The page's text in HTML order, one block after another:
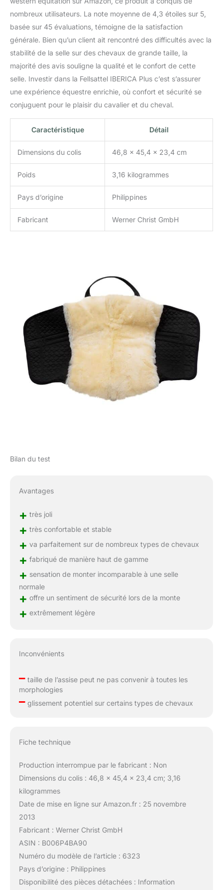
marron et beige pour les
chevaux pur-sang,
poneys et shetlands.
L’Édition spéciale est
disponible, seulement
pour une courte période,
en noir. Mensurations PS
dos : 60 cm, largeur: 50
cm, PO (poney) –
longueur dos : 55 cm,
largueur: 44 cm, SH
dos: 50 cm, largeur : 43
cm. Le siège est en peau
(L’épaisseur de la laine
shetland: 20mm).
INSTRUCTIONS
D’ENTRETIENS : La selle
Premium Plus est lavable
détergent spécial pour
peaux d’agneaux
(CHRIST C7). Vous
pouvez également la
passer au sèche-linge.
Les mouvements du
sèche-linge aident à
conserver la douceur et
l’élasticité du matériel.Le
siège de peau d’agneau
est facilement
détachable pour rendre
le nettoyage et l’entretien
nombreux utilisateurs. La note moyenne de 4,3 étoiles sur 5,
basée sur 45 évaluations, témoigne de la satisfaction
générale. Bien qu’un client ait rencontré des difficultés avec la
stabilité de la selle sur des chevaux de grande taille, la
majorité des avis souligne la qualité et le confort de cette
selle. Investir dans la Fellsattel IBERICA Plus c’est s’assurer
une expérience équestre enrichie, où confort et sécurité se
conjuguent pour le plaisir du cavalier et du cheval.
Caractéristique Détail
Dimensions du colis 46,8 x 45,4 x 23,4 cm
Poids 3,16 kilogrammes
Pays d’origine Philippines
Fabricant Werner Christ GmbH
Bilan du test
Avantages
+ très joli
+ très confortable et stable
+ va parfaitement sur de nombreux types de chevaux
+ fabriqué de manière haut de gamme
+ sensation de monter incomparable à une selle
normale
+ offre un sentiment de sécurité lors de la monte
+ extrêmement légère
Inconvénients
–taille de l’assise peut ne pas convenir à toutes les
morphologies
–glissement potentiel sur certains types de chevaux
Fiche technique
Production interrompue par le fabricant : Non
Dimensions du colis : 46,8 x 45,4 x 23,4 cm; 3,16
kilogrammes
Date de mise en ligne sur Amazon.fr : 25 novembre
2013
Fabricant : Werner Christ GmbH
ASIN : B006P4BA90
Numéro du modèle de l’article : 6323
Pays d’origine : Philippines
Disponibilité des pièces détachées : Information